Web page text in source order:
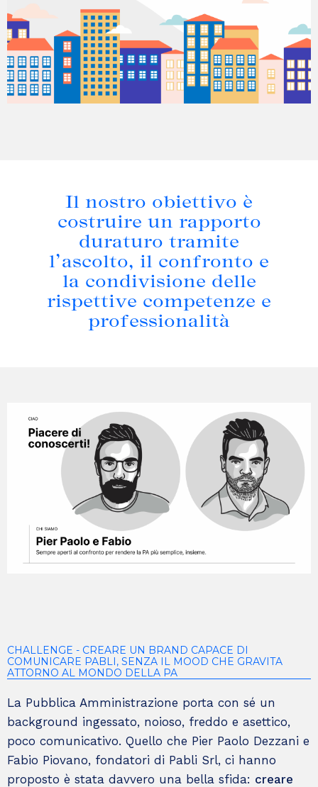
Il nostro obiettivo è
costruire un rapporto
duraturo tramite
l’ascolto, il confronto e
la condivisione delle
rispettive competenze e
professionalità
CHALLENGE - CREARE UN BRAND CAPACE DI
COMUNICARE PABLI, SENZA IL MOOD CHE GRAVITA
ATTORNO AL MONDO DELLA PA
La Pubblica Amministrazione porta con sé un
background ingessato, noioso, freddo e asettico,
poco comunicativo. Quello che Pier Paolo Dezzani e
Fabio Piovano, fondatori di Pabli Srl, ci hanno
proposto è stata davvero una bella sfida: creare